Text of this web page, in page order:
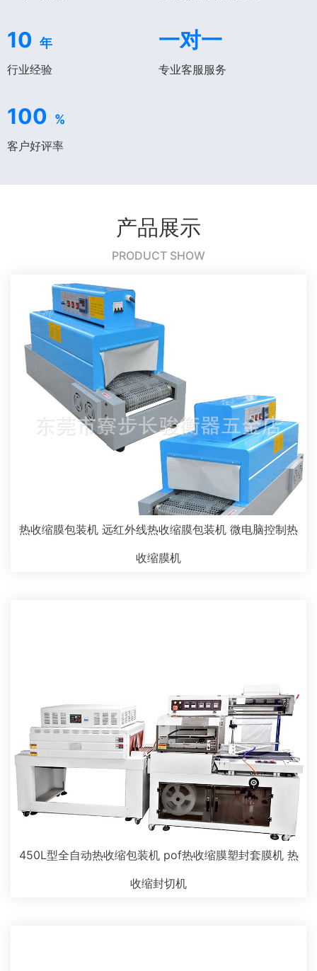
10 年
行业经验
一对一
专业客服服务
100 %
客户好评率
产品展示
PRODUCT SHOW
热收缩膜包装机 远红外线热收缩膜包装机 微电脑控制热
收缩膜机
450L型全自动热收缩包装机 pof热收缩膜塑封套膜机 热
收缩封切机